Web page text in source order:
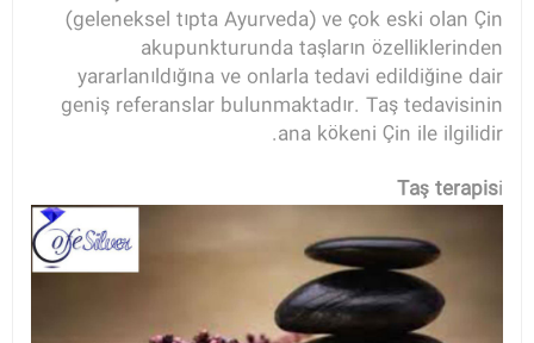
(geleneksel tıpta Ayurveda) ve çok eski olan Çin
akupunkturunda taşların özelliklerinden
yararlanıldığına ve onlarla tedavi edildiğine dair
geniş referanslar bulunmaktadır. Taş tedavisinin
ana kökeni Çin ile ilgilidir.
Taş terapisi